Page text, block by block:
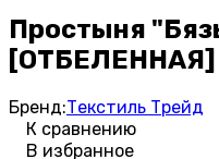
Простыня
[ОТБЕЛЕННАЯ]
Бренд:Текстиль Трейд
К сравнению
В избранное